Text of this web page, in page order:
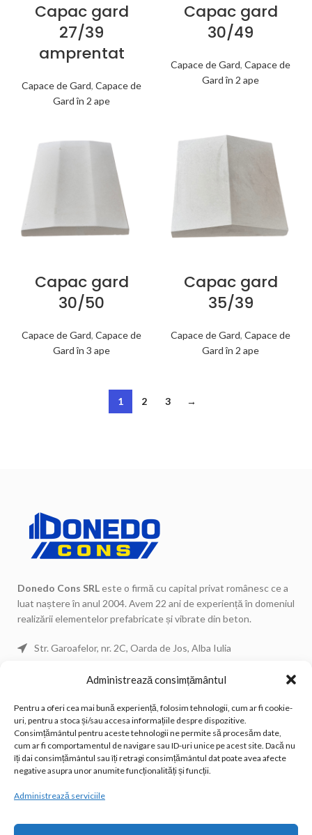
Administrează consimțământul
Pentru a oferi cea mai bună experiență, folosim tehnologii, cum ar fi cookie-
uri, pentru a stoca și/sau accesa informațiile despre dispozitive.
Consimțământul pentru aceste tehnologii ne permite să procesăm date,
cum ar fi comportamentul de navigare sau ID-uri unice pe acest site. Dacă nu
îți dai consimțământul sau îți retragi consimțământul dat poate avea afecte
negative asupra unor anumite funcționalități și funcții.
Administrează serviciile
Capac gard
27/39
amprentat
Capace de Gard, Capace de
Gard în 2 ape
Capac gard
30/49
Capace de Gard, Capace de
Gard în 2 ape
Capac gard
30/50
Capace de Gard, Capace de
Gard în 3 ape
Capac gard
35/39
Capace de Gard, Capace de
Gard în 2 ape
1 2 3 →
Donedo Cons SRLeste o firmă cu capital privat românesc ce a
luat naștere în anul 2004. Avem 22 ani de experiență în domeniul
realizării elementelor prefabricate și vibrate din beton.
Str. Garoafelor, nr. 2C, Oarda de Jos, Alba Iulia
Telefon Fix: 0258 815 533
Email: office@donedocons.ro
POSTĂRI RECENTE